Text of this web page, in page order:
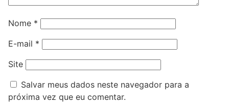
Nome *
E-mail *
Site
Salvar meus dados neste navegador para a
próxima vez que eu comentar.